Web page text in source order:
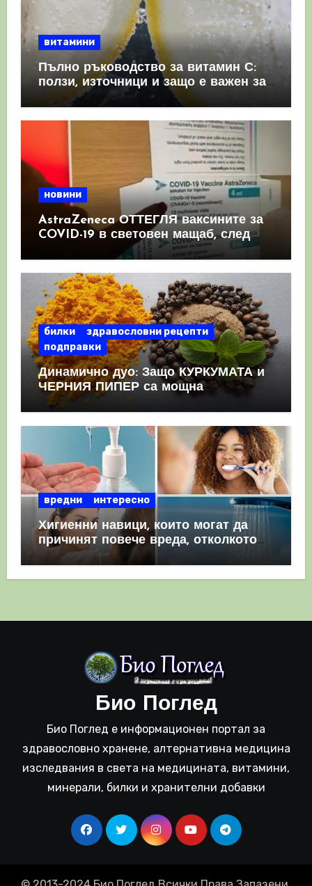
витамини
Пълно ръководство за витамин С:
ползи, източници и защо е важен за
имунната система
новини
AstraZeneca ОТТЕГЛЯ ваксините за
COVID-19 в световен мащаб, след
като призна, че те причиняват
билки
здравословни рецепти
подправки
Динамично дуо: Защо КУРКУМАТА и
ЧЕРНИЯ ПИПЕР са мощна
комбинация
вредни интересно
Хигиенни навици, които могат да
причинят повече вреда, отколкото
полза
Био Поглед
Био Поглед е информационен портал за
здравословно хранене, алтернативна медицина
изследвания в света на медицината, витамини,
минерали, билки и хранителни добавки